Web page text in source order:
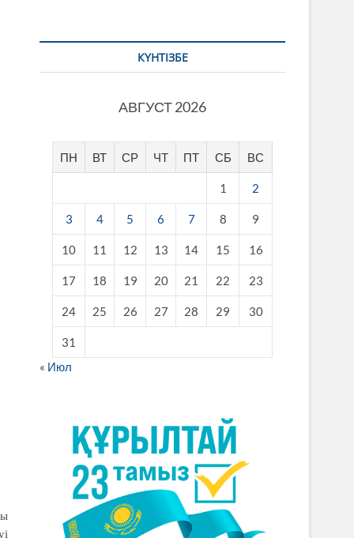
КҮНТІЗБЕ
АВГУСТ 2026
ПН ВТ СР ЧТ ПТ СБ ВС
1 2
3 4 5 6 7 8 9
10 11 12 13 14 15 16
17 18 19 20 21 22 23
24 25 26 27 28 29 30
31
« Июл